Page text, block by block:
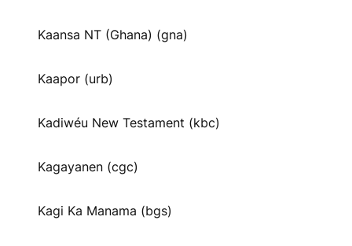
Kaansa NT (Ghana) (gna)
Kaapor (urb)
Kadiwéu New Testament (kbc)
Kagayanen (cgc)
Kagi Ka Manama (bgs)